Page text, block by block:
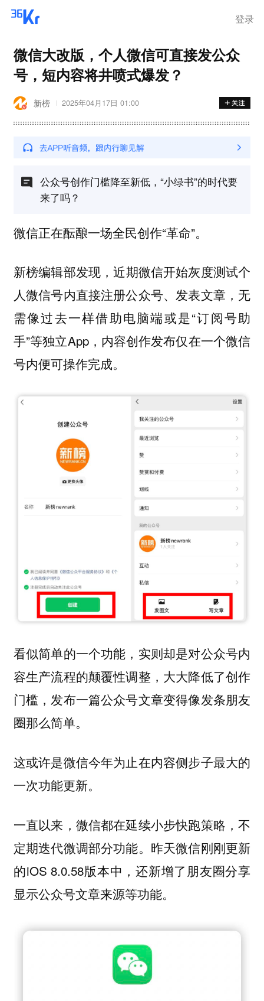
登录
微信大改版，个人微信可直接发公众
号，短内容将井喷式爆发？
新榜 2025年04月17日 01:00
公众号创作门槛降至新低，“小绿书”的时代要
来了吗？
微信正在酝酿一场全民创作“革命”。
新榜编辑部发现，近期微信开始灰度测试个
人微信号内直接注册公众号、发表文章， 无
需像过去一样借助电脑端或是“订阅号助
手”等独立App，内容创作发布仅在一个微信
号内便可操作完成。
看似简单的一个功能，实则却是对公众号内
容生产流程的颠覆性调整， 大大降低了创作
门槛，发布一篇公众号文章变得像发条朋友
圈那么简单。
这或许是微信今年为止在内容侧步子最大的
一次功能更新。
一直以来，微信都在延续小步快跑策略，不
定期迭代微调部分功能。昨天微信刚刚更新
的iOS 8.0.58版本中，还新增了朋友圈分享
显示公众号文章来源等功能。